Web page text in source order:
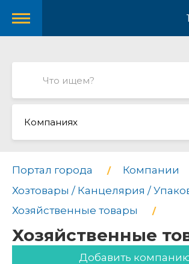
Компаниях
Портал города
Компании
Хозтовары / Канцелярия /
Хозяйственные товары
Хозяйственные
Добавить